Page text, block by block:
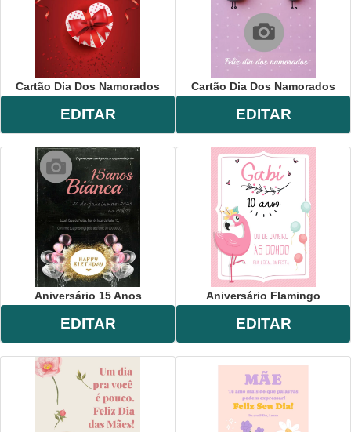
Cartão Dia Dos Namorados
EDITAR
Cartão Dia Dos Namorados
EDITAR
Aniversário 15 Anos
EDITAR
Aniversário Flamingo
EDITAR